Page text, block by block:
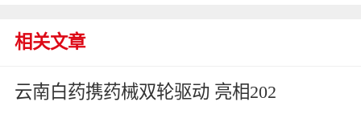
相关文章
云南白药携药械双轮驱动 亮相202